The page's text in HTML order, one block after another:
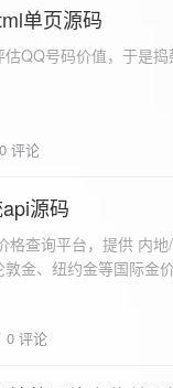
以在输入框中设置监
钮，工具会立即对所
测” 按钮可停止监测
失败，则记录错误日志
，正常状态的日志为
单页源码
QQ号码价值，于是
0 评论
源码
格查询平台，提供 内
金、纽约金等国际金
0 评论